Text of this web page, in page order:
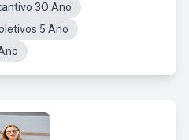
3O Ano
5 Ano